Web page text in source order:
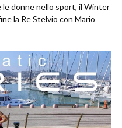
donne nello sport, il Winter
la Re Stelvio con Mario